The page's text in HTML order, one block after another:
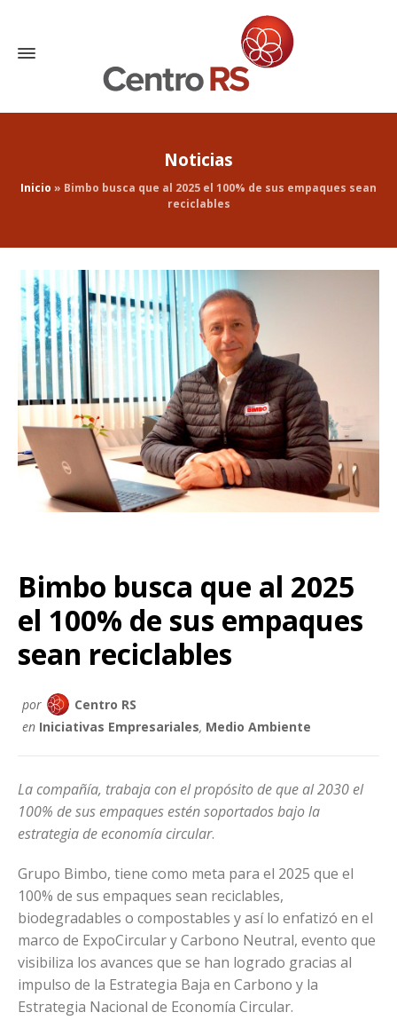
Noticias
Inicio » Bimbo busca que al 2025 el 100% de sus empaques sean
reciclables
Bimbo busca que al 2025
el 100% de sus empaques
sean reciclables
por
Centro RS
en Iniciativas Empresariales, Medio Ambiente
La compañía, trabaja con el propósito de que al 2030 el
100% de sus empaques estén soportados bajo la
estrategia de economía circular.
Grupo Bimbo, tiene como meta para el 2025 que el
100% de sus empaques sean reciclables,
biodegradables o compostables y así lo enfatizó en el
marco de ExpoCircular y Carbono Neutral, evento que
visibiliza los avances que se han logrado gracias al
impulso de la Estrategia Baja en Carbono y la
Estrategia Nacional de Economía Circular.